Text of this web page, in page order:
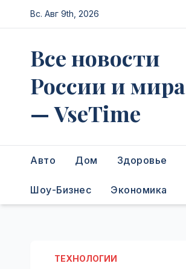
Перейти
к
Вс. Авг 9th, 2026
Все новости
России и мира
— VseTime
Авто Дом Здоровье
Шоу-Бизнес Экономика
ТЕХНОЛОГИИ